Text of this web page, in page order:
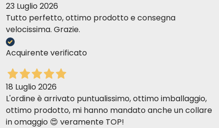
23 Luglio 2026
Tutto perfetto, ottimo prodotto e consegna
velocissima. Grazie.
Acquirente verificato
18 Luglio 2026
L'ordine è arrivato puntualissimo, ottimo imballaggio,
ottimo prodotto, mi hanno mandato anche un collare
in omaggio 😍 veramente TOP!